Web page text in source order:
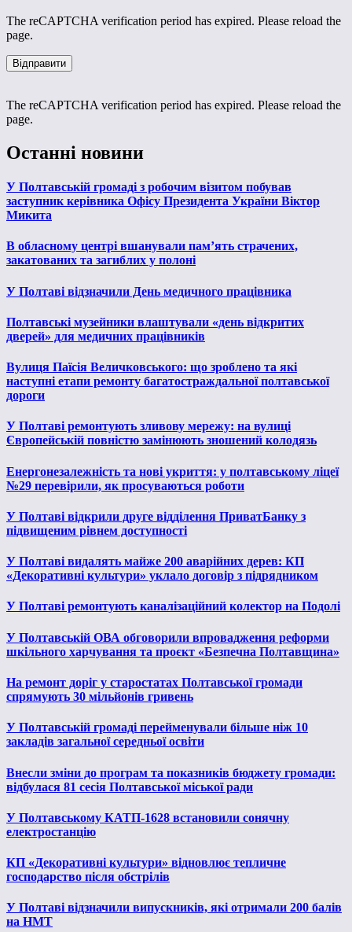
The reCAPTCHA verification period has expired. Please reload the
page.
The reCAPTCHA verification period has expired. Please reload the
page.
Останні новини
У Полтавській громаді з робочим візитом побував
заступник керівника Офісу Президента України Віктор
Микита
В обласному центрі вшанували пам’ять страчених,
закатованих та загиблих у полоні
У Полтаві відзначили День медичного працівника
Полтавські музейники влаштували «день відкритих
дверей» для медичних працівників
Вулиця Паїсія Величковського: що зроблено та які
наступні етапи ремонту багатостраждальної полтавської
дороги
У Полтаві ремонтують зливову мережу: на вулиці
Європейській повністю замінюють зношений колодязь
Енергонезалежність та нові укриття: у полтавському ліцеї
№29 перевірили, як просуваються роботи
У Полтаві відкрили друге відділення ПриватБанку з
підвищеним рівнем доступності
У Полтаві видалять майже 200 аварійних дерев: КП
«Декоративні культури» уклало договір з підрядником
У Полтаві ремонтують каналізаційний колектор на Подолі
У Полтавській ОВА обговорили впровадження реформи
шкільного харчування та проєкт «Безпечна Полтавщина»
На ремонт доріг у старостатах Полтавської громади
спрямують 30 мільйонів гривень
У Полтавській громаді перейменували більше ніж 10
закладів загальної середньої освіти
Внесли зміни до програм та показників бюджету громади:
відбулася 81 сесія Полтавської міської ради
У Полтавському КАТП-1628 встановили сонячну
електростанцію
КП «Декоративні культури» відновлює тепличне
господарство після обстрілів
У Полтаві відзначили випускників, які отримали 200 балів
на НМТ